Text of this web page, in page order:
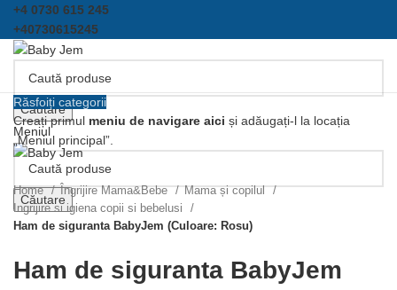
+4 0730 615 245
+40730615245
Căutare
Meniul
Răsfoiți categorii
Creați primul meniu de navigare aici și adăugați-l la locația
„Meniul principal”.
Căutare
Click pentru a mari
Home Îngrijire Mama&Bebe
Mama și copilul
Ingrijire si igiena copii si bebelusi
Ham de siguranta BabyJem (Culoare: Rosu)
Ham de siguranta BabyJem